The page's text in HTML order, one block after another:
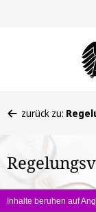
befinden
hier:
zurück zu:
Inhalte beruhen auf